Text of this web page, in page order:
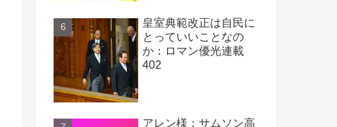
皇室典範改正は自民に
とっていいことなの
か：ロマン優光連載
402
アレン様：サムソン高